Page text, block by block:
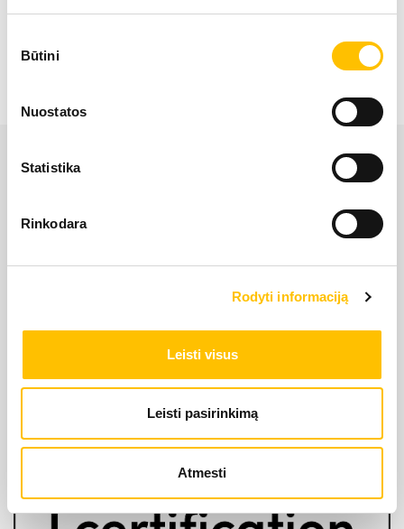
pasirinkimas
Būtini
Nuostatos
Statistika
Rinkodara
Rodyti informaciją
Leisti visus
Leisti pasirinkimą
Atmesti
parkraušanas ekskavators LH 80 Port
pieder oficiālās tiesības uz LIEBHERR produktu, servisa
SĪKDATŅU IZMANTOŠANA
SĪKDATŅU IZMANTOŠANA
SĪKDATŅU IZMANTOŠANA
LIETOŠANAS NOTEIKUMI